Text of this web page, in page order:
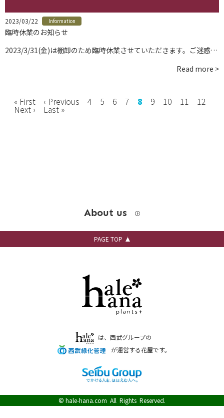
2023/03/22 Information
臨時休業のお知らせ
2023/3/31(金)は棚卸のため臨時休業させていただきます。ご迷惑…
Read more >
« First ‹ Previous 4 5 6 7 8 9 10 11 12
Next › Last »
About us
PAGE TOP
は、西武グループの
が運営する花屋です。
© hale-hana.com All Rights Reserved.